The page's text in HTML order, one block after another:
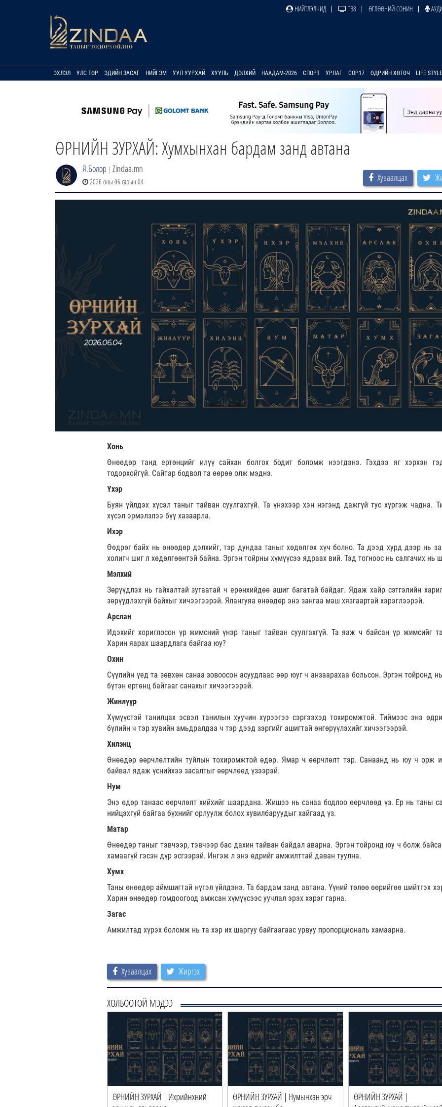
НИЙТЛЭЛЧИД ТВ8 ӨГЛӨӨНИЙ СОНИН
ЭХЛЭЛ УЛС ТӨР ЭДИЙН ЗАСАГ НИЙГЭМ УУЛ УУРХАЙ ХУУЛЬ ДЭЛХИЙ НААДАМ-2026 СПОРТ УРЛАГ COP17 ӨДРИЙН ХӨТӨЧ LIFE STYLE
ӨРНИЙН ЗУРХАЙ: Хумхынхан бардам занд автана
Я.Болор | Zindaa.mn
2026 оны 06 сарын 04 Хуваалцах
Хонь
Өнөөдөр танд ертөнцийг илүү сайхан болгох бодит боломж нээгдэнэ. Гэхдээ яг хэрхэн
тодорхойгүй. Сайтар бодвол та өөрөө олж мэднэ.
Үхэр
Буян үйлдэх хүсэл таныг тайван суулгахгүй. Та үнэхээр хэн нэгэнд дажгүй тус хүргэж чадна.
хүсэл эрмэлзлээ бүү хазаарла.
Ихэр
Өөдрөг байх нь өнөөдөр дэлхийг, тэр дундаа таныг хөдөлгөх хүч болно. Та дээд хурд дээр нь
холигч шиг л хөдөлгөөнтэй байна. Эргэн тойрны хүмүүсээ ядраах вий. Тэд тогноос нь салгачих нь
Мэлхий
Зөрүүдлэх нь гайхалтай зугаатай ч ерөнхийдөө ашиг багатай байдаг. Ядаж хайр сэтгэлийн
зөрүүдлэхгүй байхыг хичээгээрэй. Ялангуяа өнөөдөр энэ зангаа маш хязгаартай хэрэглээрэй.
Арслан
Идэхийг хориглосон үр жимсний үнэр таныг тайван суулгахгүй. Та яаж ч байсан үр жимсийг
Харин яарах шаардлага байгаа юу?
Охин
Сүүлийн үед та зөвхөн санаа зовоосон асуудлаас өөр юуг ч анзаарахаа больсон. Эргэн тойронд
бүтэн ертөнц байгааг санахыг хичээгээрэй.
Жинлүүр
Хүмүүстэй танилцах эсвэл танилын хуучин хүрээгээ сэргээхэд тохиромжтой. Тиймээс энэ
бүлийн ч тэр хувийн амьдралдаа ч тэр дээд зэргийг ашигтай өнгөрүүлэхийг хичээгээрэй.
Хилэнц
Өнөөдөр өөрчлөлтийн туйлын тохиромжтой өдөр. Ямар ч өөрчлөлт тэр. Санаанд нь юу ч орж
байвал ядаж үснийхээ засалтыг өөрчлөөд үзээрэй.
Нум
Энэ өдөр танаас өөрчлөлт хийхийг шаардана. Жишээ нь санаа бодлоо өөрчлөөд үз. Ер нь таны
нийцэхгүй байгаа бүхнийг орлуулж болох хувилбаруудыг хайгаад үз.
Матар
Өнөөдөр таныг тэвчээр, тэвчээр бас дахин тайван байдал аварна. Эргэн тойронд юу ч болж
хамаагүй гэсэн дүр эсгээрэй. Ингэж л энэ өдрийг амжилттай даван туулна.
Хумх
Таны өнөөдөр аймшигтай нүгэл үйлдэнэ. Та бардам занд автана. Үүний төлөө өөрийгөө шийтгэх
Харин өнөөдөр гомдоогоод амжсан хүмүүсээс уучлал эрэх хэрэг гарна.
Загас
Амжилтад хүрэх боломж нь та хэр их шаргуу байгаагаас урвуу пропорциональ хамаарна.
Хуваалцах Жиргэх
ХОЛБООТОЙ МЭДЭЭ
ӨРНИЙН ЗУРХАЙ | Ихрийнхний
ӨРНИЙН ЗУРХАЙ | Нумынхан эрч
ӨРНИЙН ЗУРХАЙ |